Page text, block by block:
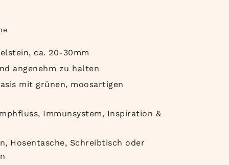
ca. 20-30mm
angenehm zu halten
mit grünen, moosartigen
Immunsystem, Inspiration &
Hosentasche, Schreibtisch oder